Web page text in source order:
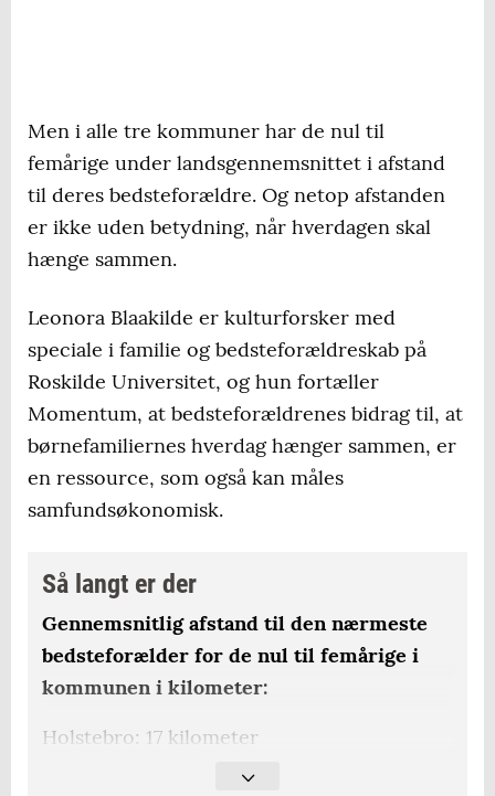
Men i alle tre kommuner har de nul til
femårige under landsgennemsnittet i afstand
til deres bedsteforældre. Og netop afstanden
er ikke uden betydning, når hverdagen skal
hænge sammen.
Leonora Blaakilde er kulturforsker med
speciale i familie og bedsteforældreskab på
Roskilde Universitet, og hun fortæller
Momentum, at bedsteforældrenes bidrag til, at
børnefamiliernes hverdag hænger sammen, er
en ressource, som også kan måles
samfundsøkonomisk.
Så langt er der
Gennemsnitlig afstand til den nærmeste
bedsteforælder for de nul til femårige i
kommunen i kilometer:
Holstebro: 17 kilometer